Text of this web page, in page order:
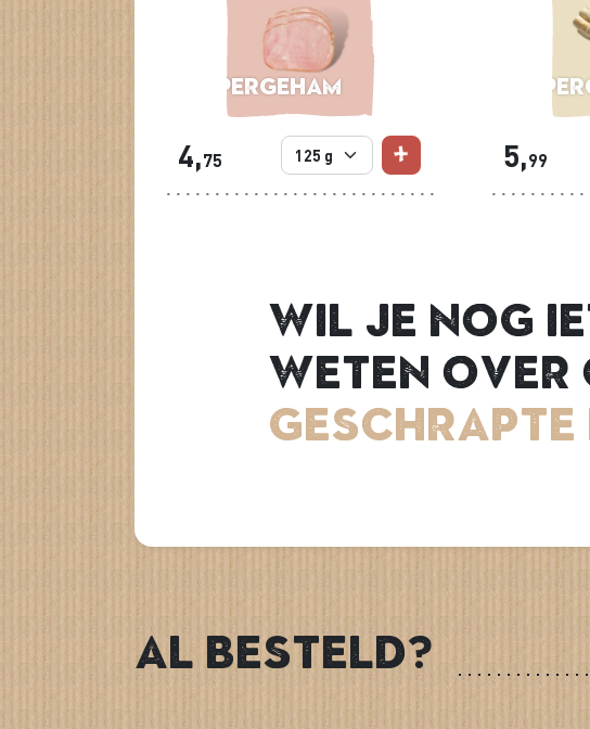
Aspergeham
4,75 5,99
Wil je nog
weten over
Al besteld?